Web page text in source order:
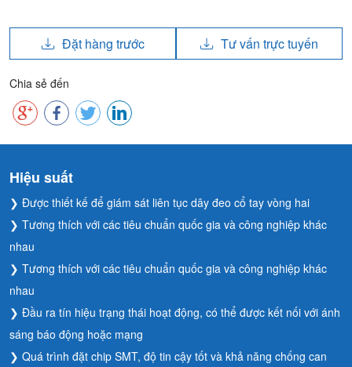
Đặt hàng trước Tư vấn trực tuyến
Chia sẻ đến
Hiệu suất
❯ Được thiết kế để giám sát liên tục dây đeo cổ tay vòng hai
❯ Tương thích với các tiêu chuẩn quốc gia và công nghiệp khác
nhau
❯ Tương thích với các tiêu chuẩn quốc gia và công nghiệp khác
nhau
❯ Đầu ra tín hiệu trạng thái hoạt động, có thể được kết nối với ánh
sáng báo động hoặc mạng
❯ Quá trình đặt chip SMT, độ tin cậy tốt và khả năng chống can